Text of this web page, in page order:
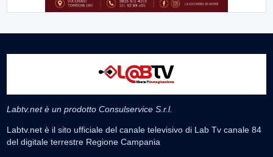
Labtv.net è un prodotto Consulservice S.r.l.
Labtv.net è il sito ufficiale del canale televisivo di Lab Tv canale 84
del digitale terrestre Regione Campania